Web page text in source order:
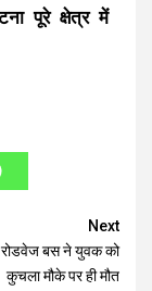
पूरे क्षेत्र में
Next
रोडवेज बस ने युवक को
कुचला मौके पर ही मौत